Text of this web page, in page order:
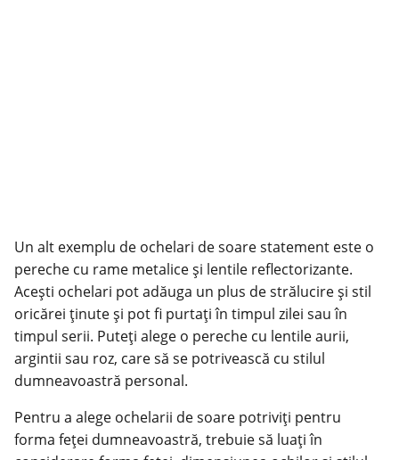
Un alt exemplu de ochelari de soare statement este o
pereche cu rame metalice și lentile reflectorizante.
Acești ochelari pot adăuga un plus de strălucire și stil
oricărei ținute și pot fi purtați în timpul zilei sau în
timpul serii. Puteți alege o pereche cu lentile aurii,
argintii sau roz, care să se potrivească cu stilul
dumneavoastră personal.
Pentru a alege ochelarii de soare potriviți pentru
forma feței dumneavoastră, trebuie să luați în